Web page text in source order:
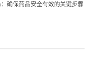
确保药品安全有效的关键步骤